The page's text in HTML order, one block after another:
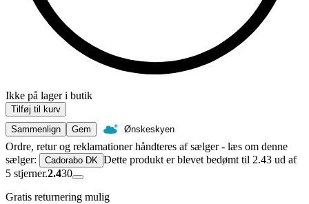
Ikke på lager i butik
Tilføj til kurv
Sammenlign
Gem Ønskeskyen
Ordre, retur og reklamationer håndteres af sælger - læs om denne
sælger:
Cadorabo DK Dette produkt er blevet bedømt til 2.43 ud af
5 stjerner.2.430
Gratis returnering mulig